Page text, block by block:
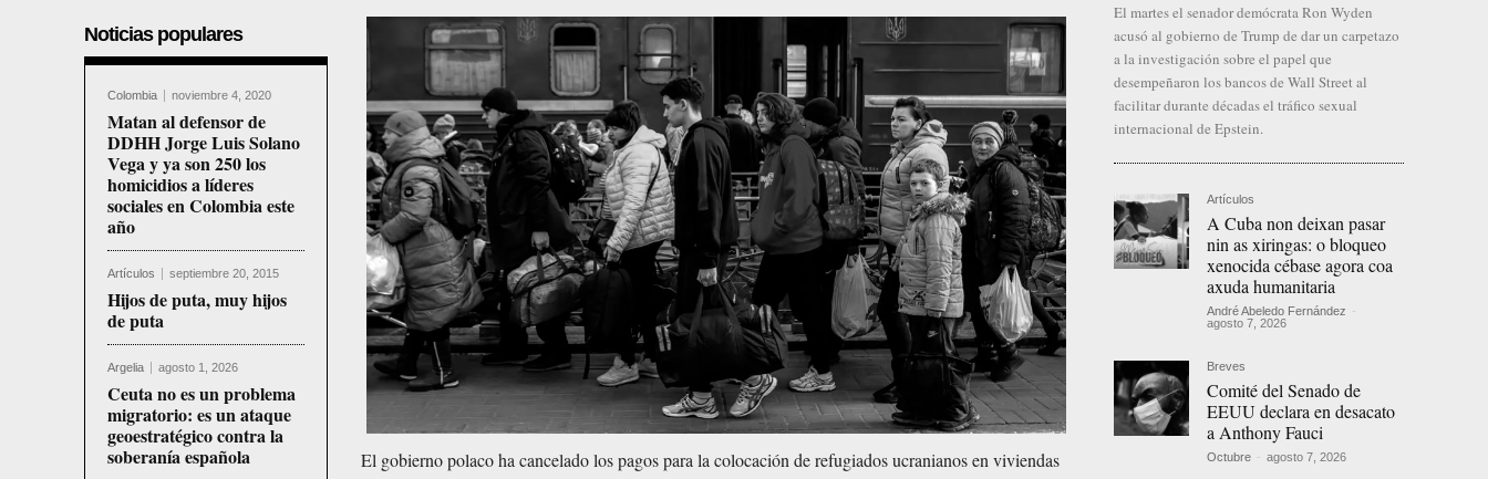
Noticias populares
Colombia noviembre 4, 2020
Matan al defensor de
DDHH Jorge Luis Solano
Vega y ya son 250 los
homicidios a líderes
sociales en Colombia este
año
Artículos septiembre 20, 2015
Hijos de puta, muy hijos
de puta
Argelia agosto 1, 2026
Ceuta no es un problema
migratorio: es un ataque
geoestratégico contra la
soberanía española
El gobierno polaco ha cancelado los pagos para la colocación de refugiados ucranianos en viviendas
El martes el senador demócrata Ron Wyden
acusó al gobierno de Trump de dar un carpetazo
a la investigación sobre el papel que
desempeñaron los bancos de Wall Street al
facilitar durante décadas el tráfico sexual
internacional de Epstein.
Artículos
A Cuba non deixan pasar
nin as xiringas: o bloqueo
xenocida cébase agora coa
axuda humanitaria
André Abeledo Fernández -
agosto 7, 2026
Breves
Comité del Senado de
EEUU declara en desacato
a Anthony Fauci
Octubre - agosto 7, 2026